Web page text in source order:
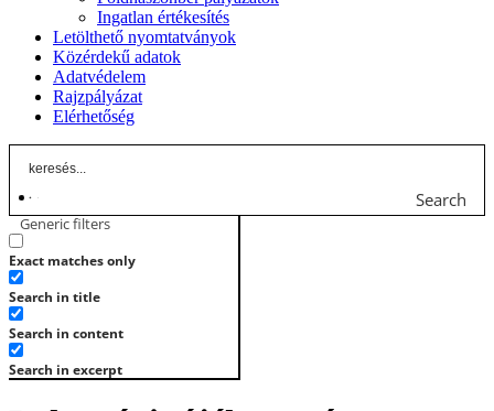
Ingatlan értékesítés
Letölthető nyomtatványok
Közérdekű adatok
Adatvédelem
Rajzpályázat
Elérhetőség
Search
Generic filters
Exact matches only
Search in title
Search in content
Search in excerpt